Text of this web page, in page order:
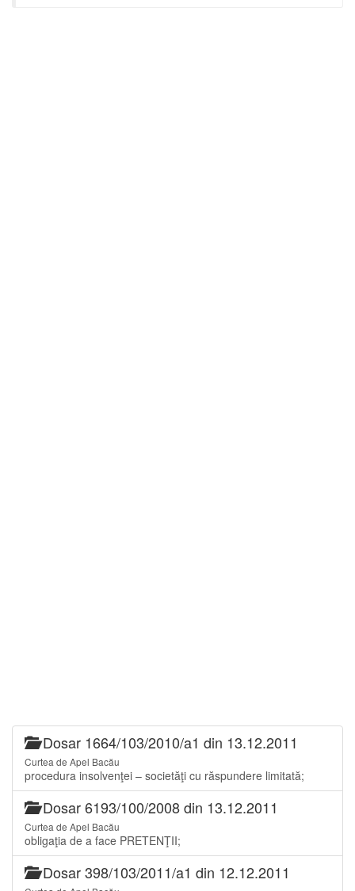
Dosar 1664/103/2010/a1 din 13.12.2011
Curtea de Apel Bacău
procedura insolvenţei – societăţi cu răspundere limitată;
Dosar 6193/100/2008 din 13.12.2011
Curtea de Apel Bacău
obligaţia de a face PRETENŢII;
Dosar 398/103/2011/a1 din 12.12.2011